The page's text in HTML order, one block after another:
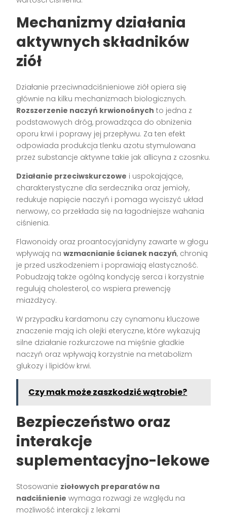
Mechanizmy działania
aktywnych składników
ziół
Działanie przeciwnadciśnieniowe ziół opiera się
głównie na kilku mechanizmach biologicznych.
Rozszerzenie naczyń krwionośnych to jedna z
podstawowych dróg, prowadząca do obniżenia
oporu krwi i poprawy jej przepływu. Za ten efekt
odpowiada produkcja tlenku azotu stymulowana
przez substancje aktywne takie jak allicyna z czosnku.
Działanie przeciwskurczowe i uspokajające,
charakterystyczne dla serdecznika oraz jemioły,
redukuje napięcie naczyń i pomaga wyciszyć układ
nerwowy, co przekłada się na łagodniejsze wahania
ciśnienia.
Flawonoidy oraz proantocyjanidyny zawarte w głogu
wpływają nawzmacnianie ścianek naczyń, chronią
je przed uszkodzeniem i poprawiają elastyczność.
Pobudzają także ogólną kondycję serca i korzystnie
regulują cholesterol, co wspiera prewencję
miażdżycy.
W przypadku kardamonu czy cynamonu kluczowe
znaczenie mają ich olejki eteryczne, które wykazują
silne działanie rozkurczowe na mięśnie gładkie
naczyń oraz wpływają korzystnie na metabolizm
glukozy i lipidów krwi.
Czy mak może zaszkodzić wątrobie?
Bezpieczeństwo oraz
interakcje
suplementacyjno-lekowe
Stosowanie ziołowych preparatów na
nadciśnienie wymaga rozwagi ze względu na
możliwość interakcji z lekami